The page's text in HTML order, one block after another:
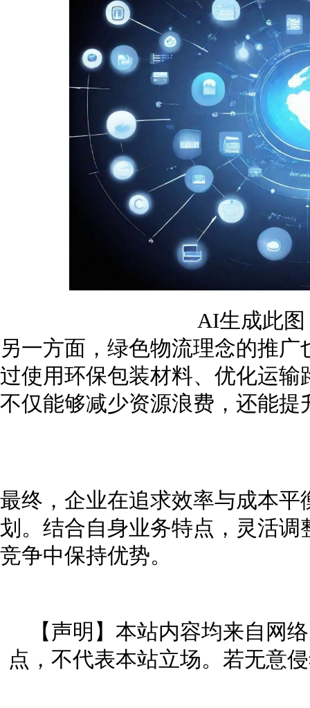
AI生成此
另一方面，绿色物流理念的推
过使用环保包装材料、优化运
不仅能够减少资源浪费，还能提
最终，企业在追求效率与成本
划。结合自身业务特点，灵活
竞争中保持优势。
【声明】本站内容均来自网
点，不代表本站立场。若无意